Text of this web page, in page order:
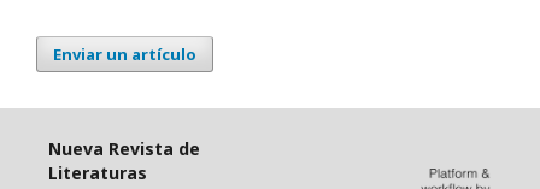
Enviar un artículo
Nueva Revista de
Literaturas